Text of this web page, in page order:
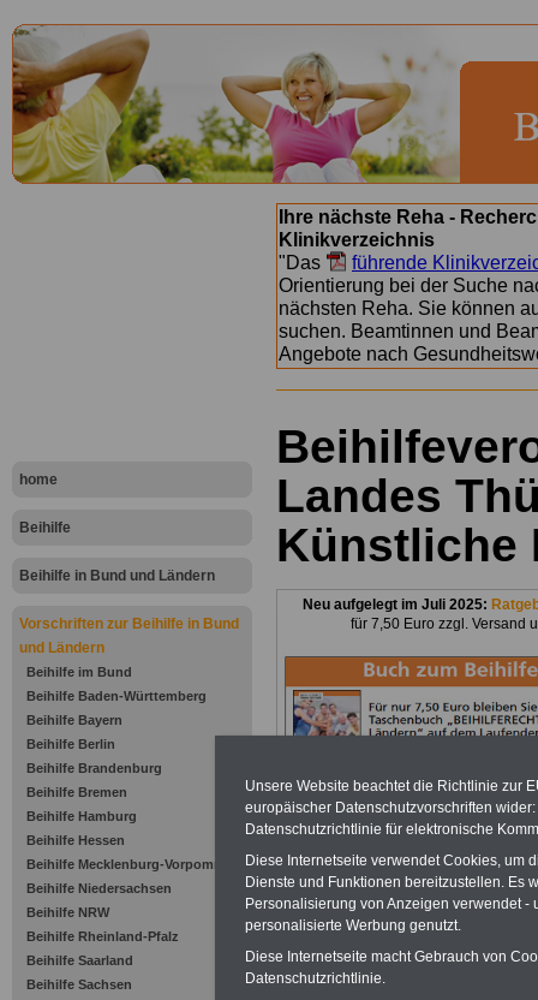
home
Beihilfe
Beihilfe in Bund und Ländern
Vorschriften zur Beihilfe in Bund
und Ländern
Beihilfe im Bund
Beihilfe Baden-Württemberg
Beihilfe Bayern
Beihilfe Berlin
Beihilfe Brandenburg
Beihilfe Bremen
Beihilfe Hamburg
Beihilfe Hessen
Beihilfe Mecklenburg-Vorpommern
Beihilfe Niedersachsen
Beihilfe NRW
Beihilfe Rheinland-Pfalz
Beihilfe Saarland
Beihilfe Sachsen
Ihre nächste Reha -
Klinikverzeichnis
"Das
führende
Orientierung bei der Suche
nächsten Reha. Sie können
suchen. Beamtinnen und
Angebote nach
Landes
Künstliche
Neu aufgelegt im Juli 2025:
für 7,50 Euro zzgl. Versand
Zu Indikationen von A bis Z und
Zur Übersicht
Unsere Website beachtet die Richtlinie zur
europäischer Datenschutzvorschriften
Datenschutzrichtlinie für elektronische
Diese Internetseite verwendet Cookies, um
Dienste und Funktionen bereitzustellen. Es
Personalisierung von Anzeigen verwendet
personalisierte Werbung genutzt.
Diese Internetseite macht Gebrauch von
Datenschutzrichtlinie.